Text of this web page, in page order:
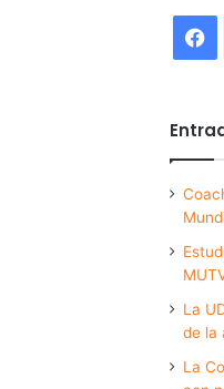
La
de la
La